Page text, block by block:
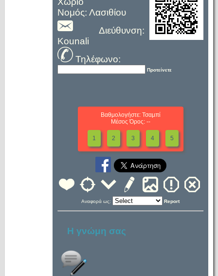
Νομός: Λασιθίου
Διεύθυνση:
Kounali
Τηλέφωνο:
Προτείνετε
Βαθμολογήστε: Τσαμπί
Μέσος Όρος: --
1 2 3 4 5
Αναφορά ως: Report
Η γνώμη σας